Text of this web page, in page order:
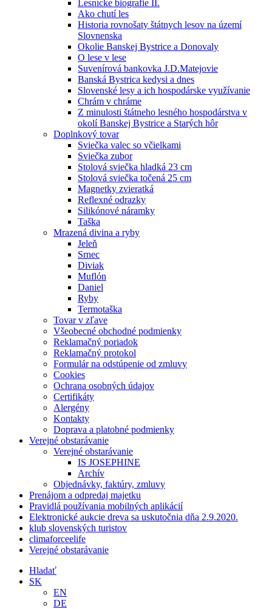
Lesnícke biografie II.
Ako chutí les
Historia rovnošaty štátnych lesov na území
Slovnenska
Okolie Banskej Bystrice a Donovaly
O lese v lese
Suvenírová bankovka J.D.Matejovie
Banská Bystrica kedysi a dnes
Slovenské lesy a ich hospodárske využívanie
Chrám v chráme
Z minulosti štátneho lesného hospodárstva v
okolí Banskej Bystrice a Starých hôr
Doplnkový tovar
Sviečka valec so včielkami
Sviečka zubor
Stolová sviečka hladká 23 cm
Stolová sviečka točená 25 cm
Magnetky zvieratká
Reflexné odrazky
Silikónové náramky
Taška
Mrazená divina a ryby
Jeleň
Srnec
Diviak
Muflón
Daniel
Ryby
Termotaška
Tovar v zľave
Všeobecné obchodné podmienky
Reklamačný poriadok
Reklamačný protokol
Formulár na odstúpenie od zmluvy
Cookies
Ochrana osobných údajov
Certifikáty
Alergény
Kontakty
Doprava a platobné podmienky
Verejné obstarávanie
Verejné obstarávanie
IS JOSEPHINE
Archív
Objednávky, faktúry, zmluvy
Prenájom a odpredaj majetku
Pravidlá používania mobilných aplikácií
Elektronické aukcie dreva sa uskutočnia dňa 2.9.2020.
klub slovenských turistov
climaforceelife
Verejné obstarávanie
Hladať
SK
EN
DE